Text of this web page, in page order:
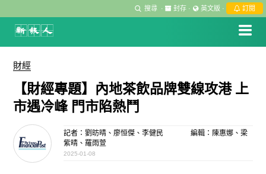
搜尋 · 封存 · 英文版 · 訂閱
財經
【財經專題】內地茶飲品牌雙線攻港 上
市遇冷峰 門市陷熱鬥
記者：劉昉晴、廖恒傑、李健民
編輯：陳惠娜、梁
紫晴、羅雨萱
2025-01-08